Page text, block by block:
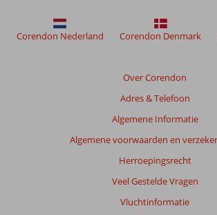
meer
beoordelingen
Over Corendon
Adres & Telefoon
Algemene Informatie
Algemene voorwaarden en
Herroepingsrecht
Veel Gestelde Vragen
Vluchtinformatie
Corendon Nederland Corendon Denmark